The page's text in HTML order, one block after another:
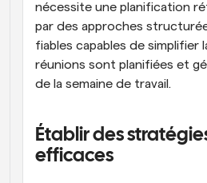
nécessite une planification
par des approches
fiables capables de simplifier
réunions sont planifiées et
de la semaine de travail.
Établir des
efficaces